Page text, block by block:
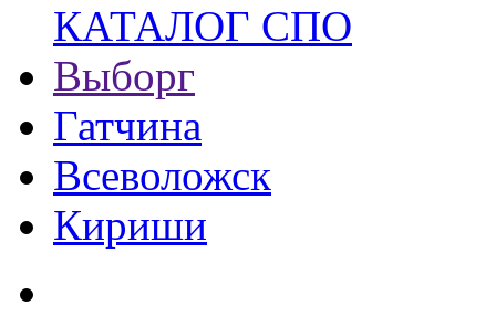
КАТАЛОГ СПО
Выборг
Гатчина
Всеволожск
Кириши